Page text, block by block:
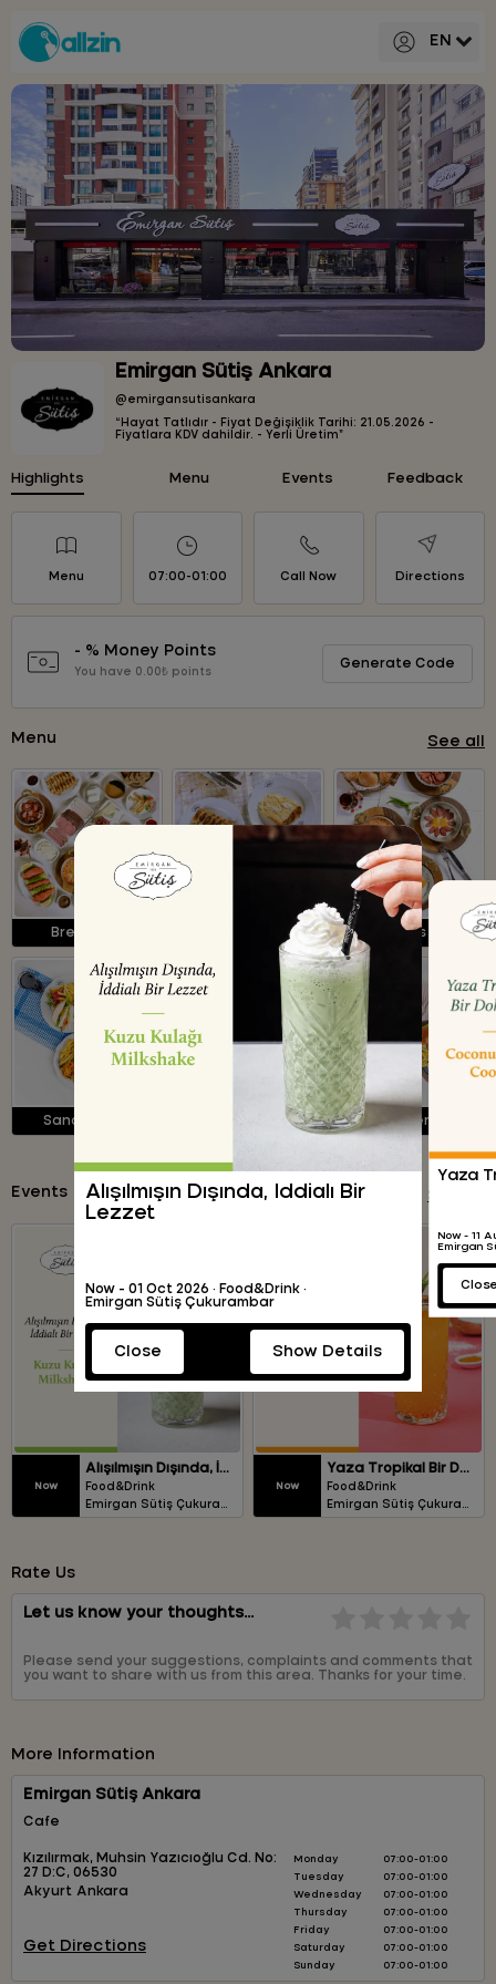
EN
Emirgan Sütiş Ankara
@emirgansutisankara
“Hayat Tatlıdır - Fiyat Değişiklik Tarihi: 21.05.2026 -
Fiyatlara KDV dahildir. - Yerli Üretim”
Highlights Menu Events Feedback
Menu 07:00-01:00 Call Now Directions
- % Money Points
You have 0.00₺ points
Generate Code
Alışılmışın Dışında, İddialı Bir
Lezzet
Now - 01 Oct 2026 · Food&Drink ·
Emirgan Sütiş Çukurambar
Close Show Details
Yaza
Emirgan
Menu See all
Breakfast
Sandwiches
Pastries & Buns Eggs
Burgers
Events See all
Now
Alışılmışın Dışında, İddialı Bir Lezzet
Food&Drink
Emirgan Sütiş Çukurambar
Now
Yaza Tropikal Bir Dokunuş
Food&Drink
Emirgan Sütiş Çukurambar
Rate Us
Let us know your thoughts...
Please send your suggestions, complaints and comments that
you want to share with us from this area. Thanks for your time.
More Information
Emirgan Sütiş Ankara
Cafe
Kızılırmak, Muhsin Yazıcıoğlu Cd. No:
27 D:C, 06530
Akyurt Ankara
Get Directions
Monday
07:00-01:00
Tuesday
07:00-01:00
Wednesday
07:00-01:00
Thursday
07:00-01:00
Friday
07:00-01:00
Saturday
07:00-01:00
Sunday
07:00-01:00